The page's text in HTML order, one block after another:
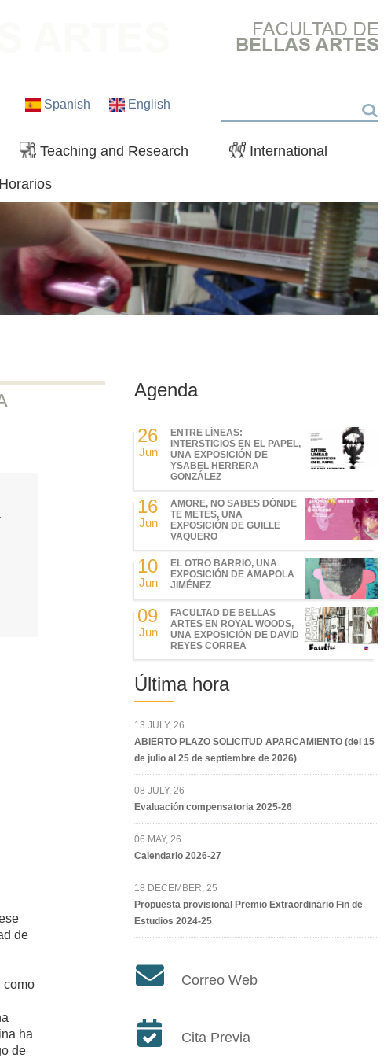
Spanish English
Teaching and Research
International
Horarios
de
como
ha
de
Agenda
26
Jun
ENTRE LÍNEAS:
INTERSTICIOS EN EL PAPEL,
UNA EXPOSICIÓN DE
YSABEL HERRERA
GONZÁLEZ
16
Jun
AMORE, NO SABES DÓNDE
TE METES, UNA
EXPOSICIÓN DE GUILLE
VAQUERO
10
Jun
EL OTRO BARRIO, UNA
EXPOSICIÓN DE AMAPOLA
JIMÉNEZ
09
Jun
FACULTAD DE BELLAS
ARTES EN ROYAL WOODS,
UNA EXPOSICIÓN DE DAVID
REYES CORREA
Última hora
13 JULY, 26
ABIERTO PLAZO SOLICITUD APARCAMIENTO (del 15
de julio al 25 de septiembre de 2026)
08 JULY, 26
Evaluación compensatoria 2025-26
06 MAY, 26
Calendario 2026-27
18 DECEMBER, 25
Propuesta provisional Premio Extraordinario Fin de
Estudios 2024-25
Correo Web
Cita Previa